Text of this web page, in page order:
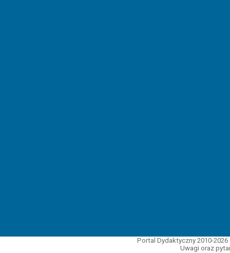
Portal Dydaktyczny 2010-
Uwagi oraz